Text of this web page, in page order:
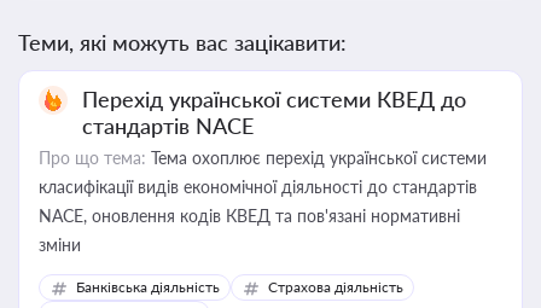
Теми, які можуть вас зацікавити:
Перехід української системи КВЕД до
стандартів NACE
Про що тема: Тема охоплює перехід української системи
класифікації видів економічної діяльності до стандартів
NACE, оновлення кодів КВЕД та пов'язані нормативні
зміни
Банківська діяльність
Страхова діяльність